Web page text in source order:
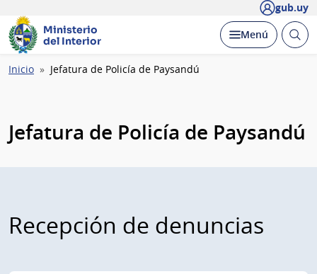
gub.uy
Ministerio
del Interior
Desplegar
Menú Abrir
Ruta
Inicio Jefatura de Policía de Paysandú
Jefatura de Policía de Paysandú
Recepción de denuncias